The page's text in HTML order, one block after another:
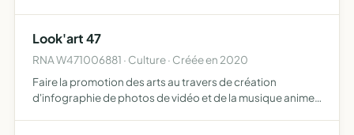
Look'art 47
RNA W471006881 · Culture · Créée en 2020
Faire la promotion des arts au travers de création
d'infographie de photos de vidéo et de la musique animer